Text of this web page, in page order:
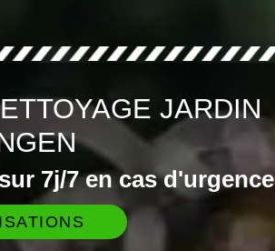
JARDIN
7j/7 en cas d'urgence